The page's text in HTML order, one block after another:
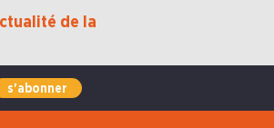
de la
s'abonner